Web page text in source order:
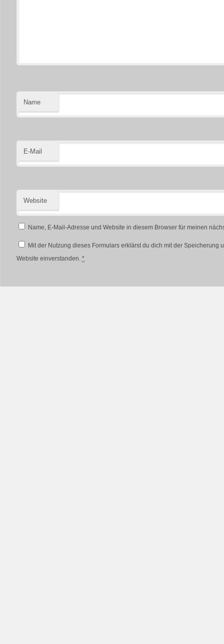
Name
E-Mail
Website
Name, E-Mail-Adresse und Website in diesem Browser für meinen
Mit der Nutzung dieses Formulars erklärst du dich mit der Speicherung
Website einverstanden. *